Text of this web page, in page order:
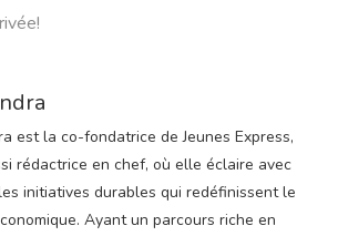
est la co-fondatrice de Jeunes Express,
rédactrice en chef, où elle éclaire avec
initiatives durables qui redéfinissent le
Ayant un parcours riche en